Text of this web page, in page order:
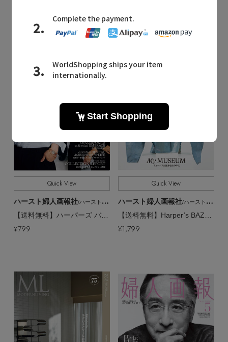
Quick View
ハースト婦人画報社/ハーストフジンガホウシャ
【送料無料】ハーパーズ バザー2026年6月号 cover: Mrs. GREEN APPLE（2026/4/20発売）
¥799
Quick View
ハースト婦人画報社/ハーストフジンガホウシャ
¥1,799